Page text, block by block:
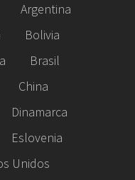
Argentina
Bolivia
Brasil
China
Dinamarca
Eslovenia
Unidos